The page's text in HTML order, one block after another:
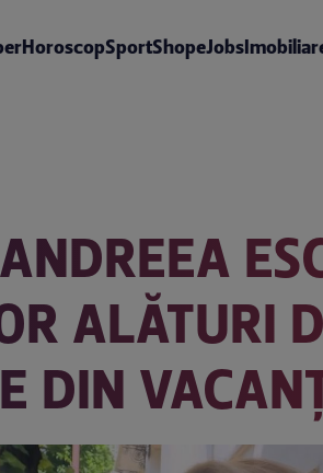
HoroscopSportShopeJobs
ALĂTURI
DIN